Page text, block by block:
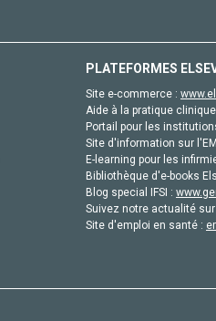
PLATEFORMES
Site e-commerce :
Aide à la pratique
Portail pour les
Site d'information sur
E-learning pour les
Bibliothèque d'e-books
Blog special IFSI :
Suivez notre actualité
Site d'emploi en santé :